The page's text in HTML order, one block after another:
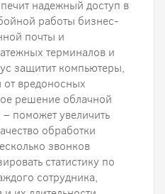
надежный доступ в
работы бизнес-
почты и
терминалов и
защитит компьютеры,
вредоносных
решение облачной
поможет увеличить
обработки
звонков
статистику по
сотрудника,